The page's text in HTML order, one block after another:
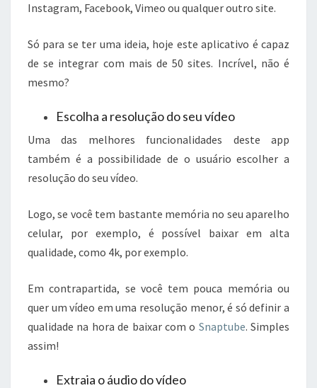
Instagram, Facebook, Vimeo ou qualquer outro site.
Só para se ter uma ideia, hoje este aplicativo é capaz
de se integrar com mais de 50 sites. Incrível, não é
mesmo?
Escolha a resolução do seu vídeo
Uma das melhores funcionalidades deste app
também é a possibilidade de o usuário escolher a
resolução do seu vídeo.
Logo, se você tem bastante memória no seu aparelho
celular, por exemplo, é possível baixar em alta
qualidade, como 4k, por exemplo.
Em contrapartida, se você tem pouca memória ou
quer um vídeo em uma resolução menor, é só definir a
qualidade na hora de baixar com o Snaptube. Simples
assim!
Extraia o áudio do vídeo